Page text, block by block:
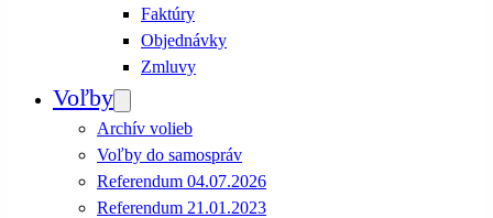
Faktúry
Objednávky
Zmluvy
Voľby
Archív volieb
Voľby do samospráv
Referendum 04.07.2026
Referendum 21.01.2023